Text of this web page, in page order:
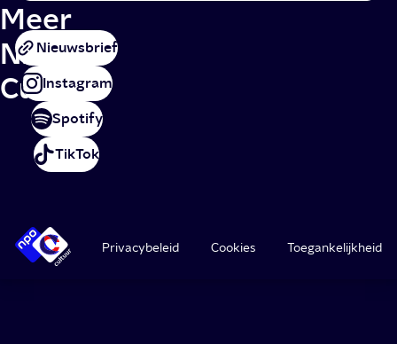
Meer
NPO
Cultuur
Nieuwsbrief
Instagram
Spotify
TikTok
Privacybeleid Cookies Toegankelijkheid